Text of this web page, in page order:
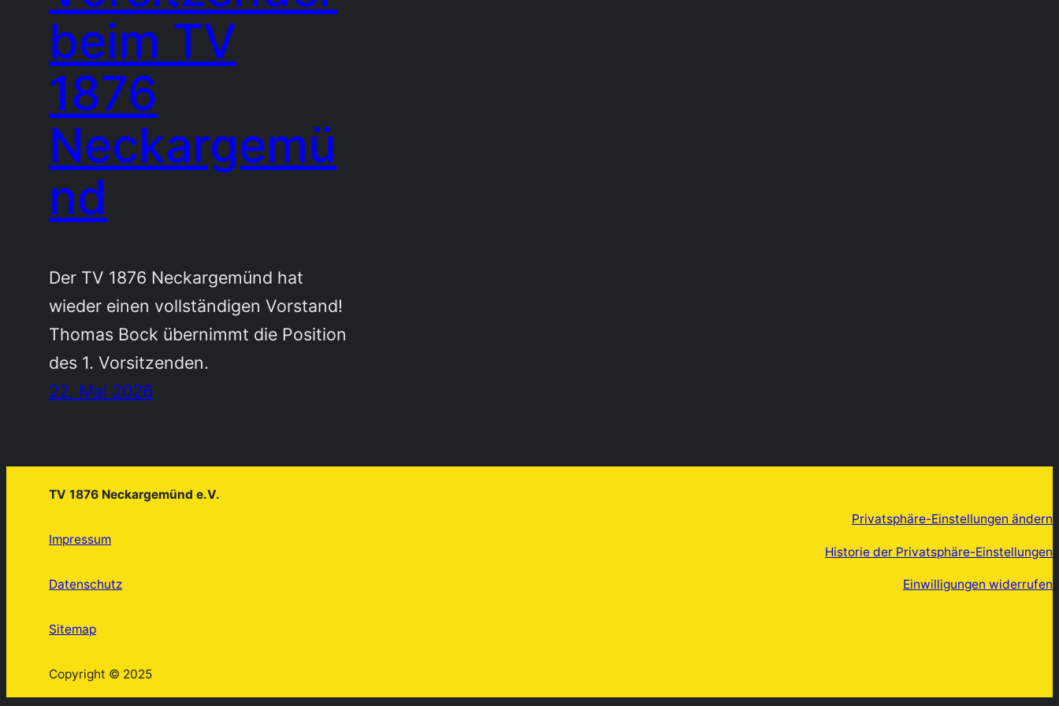
beim TV
1876
Neckargemü
nd
Der TV 1876 Neckargemünd hat
wieder einen vollständigen Vorstand!
Thomas Bock übernimmt die Position
des 1. Vorsitzenden.
22. Mai 2026
TV 1876 Neckargemünd e.V.
Impressum
Datenschutz
Sitemap
Copyright © 2025
Privatsphäre-Einstellungen ändern
Historie der Privatsphäre-Einstellungen
Einwilligungen widerrufen